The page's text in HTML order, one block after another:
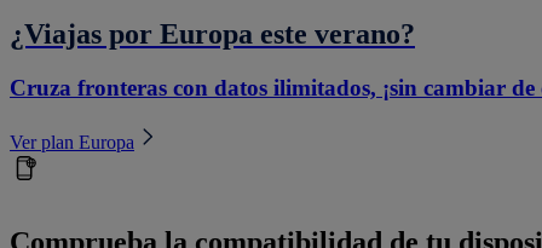
¿Viajas por Europa este verano?
Cruza fronteras con datos ilimitados, ¡sin cambiar de
Ver plan Europa
Comprueba la compatibilidad de tu